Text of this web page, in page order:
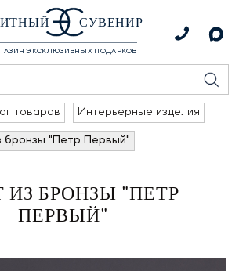
СУВЕНИР
ЭКСКЛЮЗИВНЫХ ПОДАРКОВ
товаров Интерьерные изделия
бронзы "Петр Первый"
БРОНЗЫ "ПЕТР
ПЕРВЫЙ"